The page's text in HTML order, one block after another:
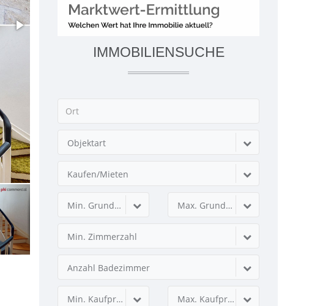
IMMOBILIENSUCHE
Objektart
Kaufen/Mieten
Min. Grundstücksfläche Max. Grundstücksfläche
Min. Zimmerzahl
Anzahl Badezimmer
Min. Kaufpreis Max. Kaufpreis